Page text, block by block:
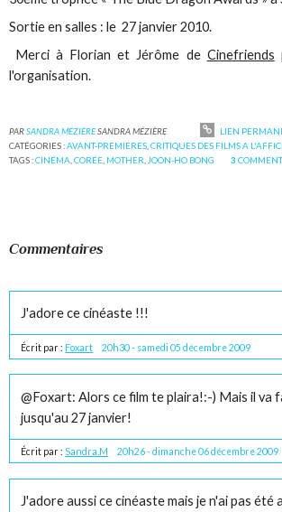
Sortie en salles : le 27 janvier 2010.
Merci à Florian et Jérôme de Cinefriends
l'organisation.
PARSANDRA MÉZIÈRESANDRA MÉZIÈRE LIEN
CATÉGORIES :AVANT-PREMIERES ,CRITIQUES DES FILMS A
TAGS :CINÉMA ,CORÉE MOTHER JOON-HO BONG 3
Commentaires
J'adore ce cinéaste !!!
Écrit par : Foxart 20h30- samedi 05 décembre 2009
@Foxart: Alors ce film te plaira!:-) Mais il va
jusqu'au 27 janvier!
Écrit par : Sandra.M 20h26-dimanche 06 décembre 2009
J'adore aussi ce cinéaste mais je n'ai pas été